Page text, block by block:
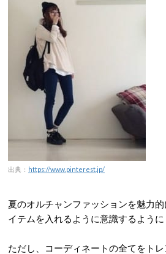
出典： https://www.pinterest.jp/
夏のオルチャンファッションを魅力
イテムを入れるように意識するように
ただし、コーディネートの全てをト